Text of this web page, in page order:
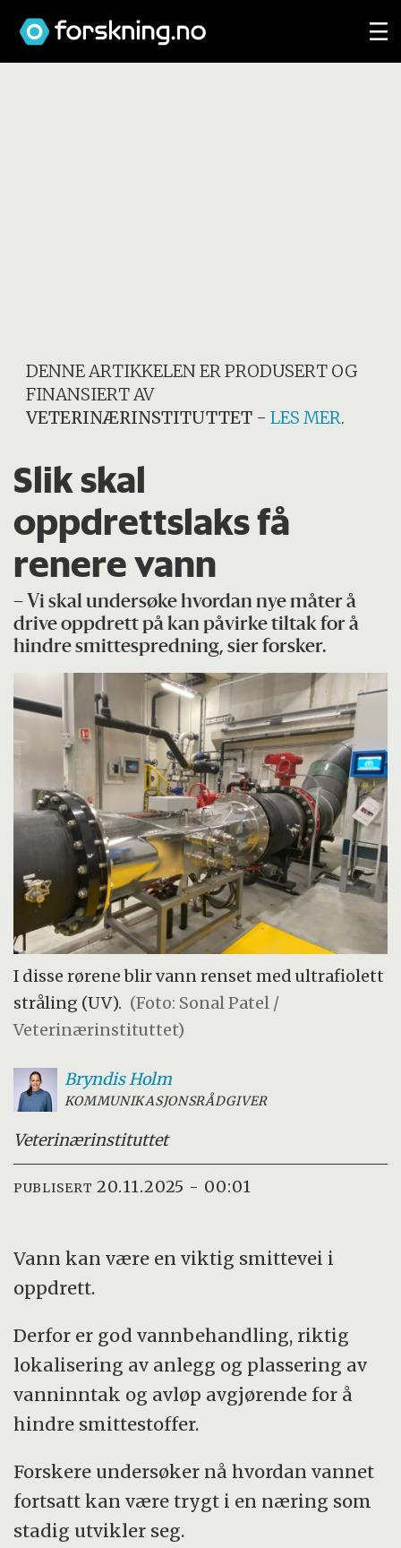
DENNE ARTIKKELEN ER PRODUSERT OG
FINANSIERT AV
VETERINÆRINSTITUTTET -LES MER.
Slik skal
oppdrettslaks få
renere vann
– Vi skal undersøke hvordan nye måter å
drive oppdrett på kan påvirke tiltak for å
hindre smittespredning, sier forsker.
I disse rørene blir vann renset med ultrafiolett
stråling (UV). (Foto: Sonal Patel /
Veterinærinstituttet)
Bryndis Holm
KOMMUNIKASJONSRÅDGIVER
Veterinærinstituttet
PUBLISERT 20.11.2025 - 00:01
Vann kan være en viktig smittevei i
oppdrett.
Derfor er god vannbehandling, riktig
lokalisering av anlegg og plassering av
vanninntak og avløp avgjørende for å
hindre smittestoffer.
Forskere undersøker nå hvordan vannet
fortsatt kan være trygt i en næring som
stadig utvikler seg.